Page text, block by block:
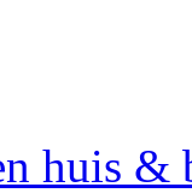
huis &